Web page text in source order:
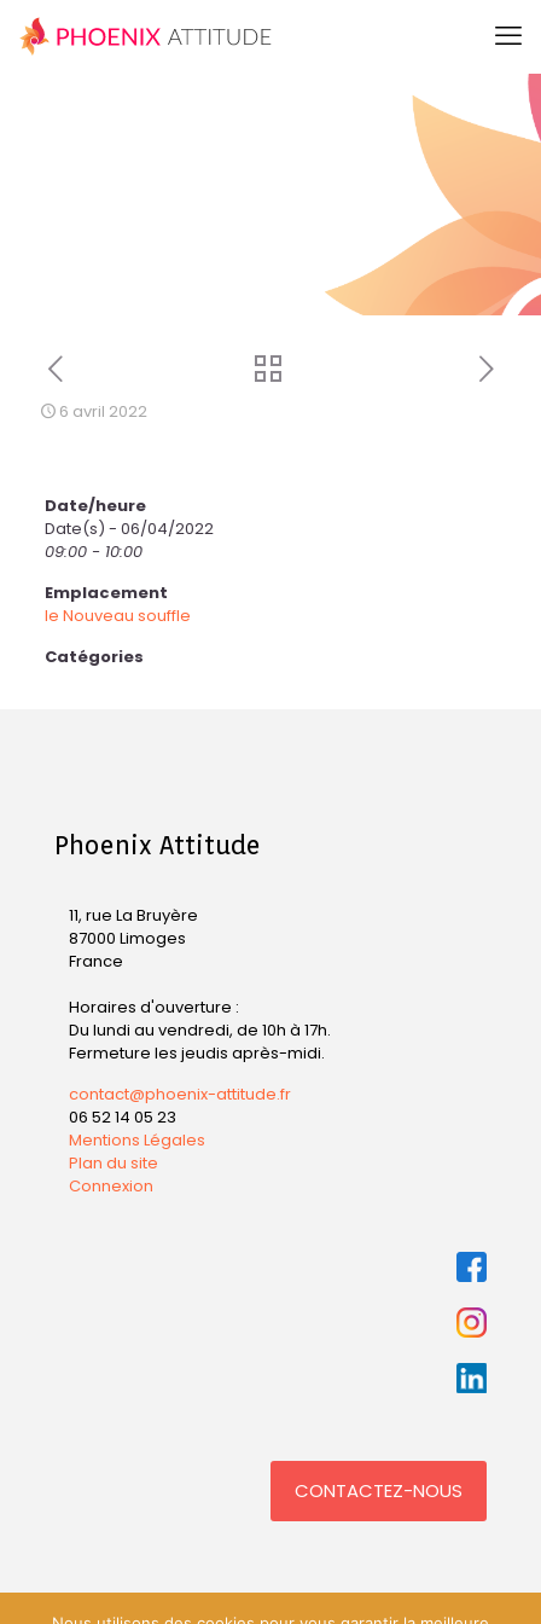
6 avril 2022
Date/heure
Date(s) - 06/04/2022
09:00 - 10:00
Emplacement
le Nouveau souffle
Catégories
Phoenix Attitude
11, rue La Bruyère
87000 Limoges
France
Horaires d'ouverture :
Du lundi au vendredi, de 10h à 17h.
Fermeture les jeudis après-midi.
contact@phoenix-attitude.fr
06 52 14 05 23
Mentions Légales
Plan du site
Connexion
CONTACTEZ-NOUS